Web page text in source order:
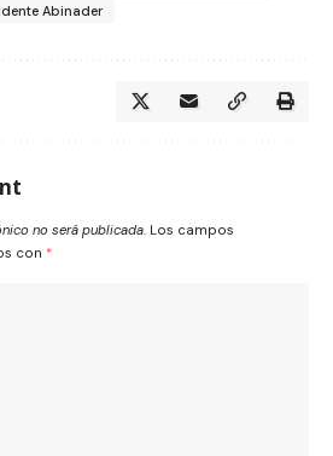
Abinader
no será publicada. Los campos
con *